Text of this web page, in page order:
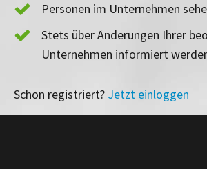
Personen im Unternehmen
Stets über Änderungen Ihrer
Unternehmen informiert
Schon registriert? Jetzt einloggen